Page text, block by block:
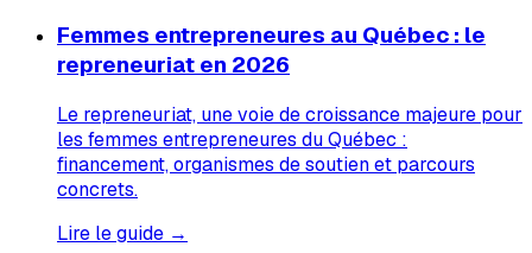
Femmes entrepreneures au Québec : le
repreneuriat en 2026
Le repreneuriat, une voie de croissance majeure pour
les femmes entrepreneures du Québec :
financement, organismes de soutien et parcours
concrets.
Lire le guide →